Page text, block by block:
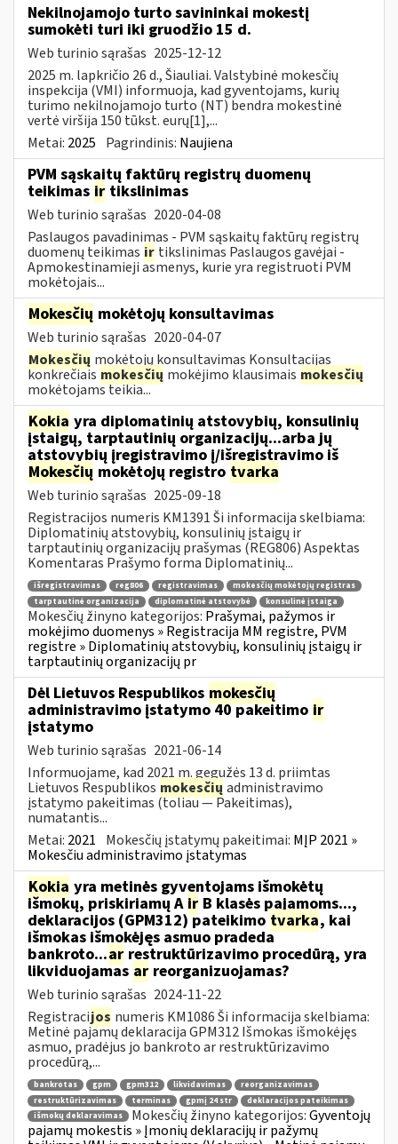
Nekilnojamojo turto savininkai mokestį
sumokėti turi iki gruodžio 15 d.
Web turinio sąrašas 2025-12-12
2025 m. lapkričio 26 d., Šiauliai. Valstybinė mokesčių
inspekcija (VMI) informuoja, kad gyventojams, kurių
turimo nekilnojamojo turto (NT) bendra mokestinė
vertė viršija 150 tūkst. eurų[1],...
Metai: 2025 Pagrindinis: Naujiena
PVM sąskaitų faktūrų registrų duomenų
teikimas ir tikslinimas
Web turinio sąrašas 2020-04-08
Paslaugos pavadinimas - PVM sąskaitų faktūrų registrų
duomenų teikimas ir tikslinimas Paslaugos gavėjai -
Apmokestinamieji asmenys, kurie yra registruoti PVM
mokėtojais...
Mokesčių mokėtojų konsultavimas
Web turinio sąrašas 2020-04-07
Mokesčių mokėtojų konsultavimas Konsultacijas
konkrečiais mokesčių mokėjimo klausimais mokesčių
mokėtojams teikia...
Kokia yra diplomatinių atstovybių, konsulinių
įstaigų, tarptautinių organizacijų...arba jų
atstovybių įregistravimo į/išregistravimo iš
Mokesčių mokėtojų registro tvarka
Web turinio sąrašas 2025-09-18
Registracijos numeris KM1391 Ši informacija skelbiama:
Diplomatinių atstovybių, konsulinių įstaigų ir
tarptautinių organizacijų prašymas (REG806) Aspektas
Komentaras Prašymo forma Diplomatinių...
išregistravimas reg806 registravimas
mokesčių mokėtojų registras
tarptautinė organizacija
diplomatinė atstovybė konsulinė įstaiga
Mokesčių žinyno kategorijos: Prašymai, pažymos ir
mokėjimo duomenys » Registracija MM registre, PVM
registre » Diplomatinių atstovybių, konsulinių įstaigų ir
tarptautinių organizacijų pr
Dėl Lietuvos Respublikos mokesčių
administravimo įstatymo 40 pakeitimo ir
įstatymo
Web turinio sąrašas 2021-06-14
Informuojame, kad 2021 m. gegužės 13 d. priimtas
Lietuvos Respublikos mokesčių administravimo
įstatymo pakeitimas (toliau — Pakeitimas),
numatantis...
Metai: 2021 Mokesčių įstatymų pakeitimai: MĮP 2021 »
Mokesčiu administravimo įstatymas
Kokia yra metinės gyventojams išmokėtų
išmokų, priskiriamų A ir B klasės pajamoms...,
deklaracijos (GPM312) pateikimo tvarka, kai
išmokas išmokėjęs asmuo pradeda
bankroto...ar restruktūrizavimo procedūrą, yra
likviduojamas ar reorganizuojamas?
Web turinio sąrašas 2024-11-22
Registracijos numeris KM1086 Ši informacija skelbiama:
Metinė pajamų deklaracija GPM312 Išmokas išmokėjęs
asmuo, pradėjus jo bankroto ar restruktūrizavimo
procedūrą,...
bankrotas gpm gpm312 likvidavimas
reorganizavimas
restruktūrizavimas
terminas gpmį 24 str
deklaracijos pateikimas
išmokų deklaravimas
Mokesčių žinyno kategorijos:Gyventojų
pajamų mokestis » Įmonių deklaracijų ir pažymų